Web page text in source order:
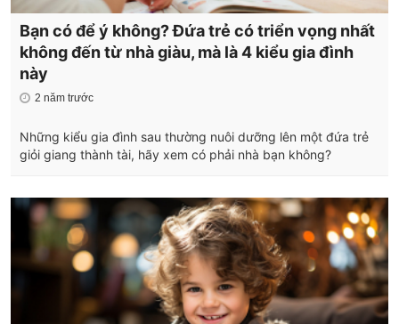
Bạn có để ý không? Đứa trẻ có triển vọng nhất
không đến từ nhà giàu, mà là 4 kiểu gia đình
này
2 năm trước
Những kiểu gia đình sau thường nuôi dưỡng lên một đứa trẻ
giỏi giang thành tài, hãy xem có phải nhà bạn không?